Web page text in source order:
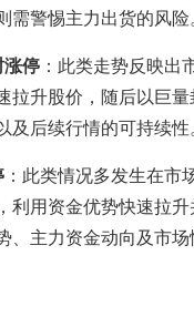
警惕主力出货的风险。
停 ：此类走势反映
拉升股价，随后以巨
后续行情的可持续性。
：此类情况多发生在
利用资金优势快速拉
主力资金动向及市场